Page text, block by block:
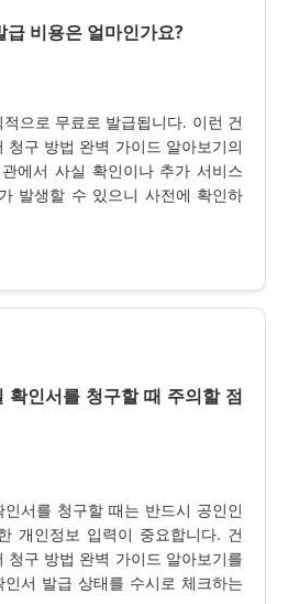
비용은 얼마인가요?
으로 무료로 발급됩니다. 이런 건
청구 방법 완벽 가이드 알아보기의
에서 사실 확인이나 추가 서비스
발생할 수 있으니 사전에 확인하
확인서를 청구할 때 주의할 점
서를 청구할 때는 반드시 공인인
개인정보 입력이 중요합니다. 건
청구 방법 완벽 가이드 알아보기를
서 발급 상태를 수시로 체크하는